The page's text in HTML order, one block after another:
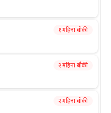
१ महिना बाँकी
२ महिना बाँकी
२ महिना बाँकी